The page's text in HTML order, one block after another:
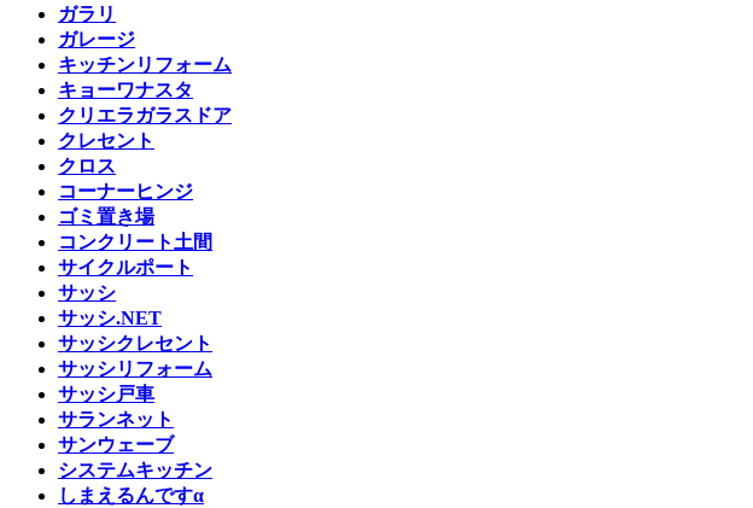
ガラリ
ガレージ
キッチンリフォーム
キョーワナスタ
クリエラガラスドア
クレセント
クロス
コーナーヒンジ
ゴミ置き場
コンクリート土間
サイクルポート
サッシ
サッシ.NET
サッシクレセント
サッシリフォーム
サッシ戸車
サランネット
サンウェーブ
システムキッチン
しまえるんですα